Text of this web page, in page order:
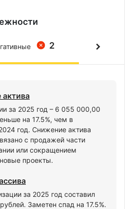
2
за 2025 год – 6 055 000,00
на 17.5%, чем в
год. Снижение актива
с продажей части
или сокращением
проекты.
за 2025 год составил
Заметен спад на 17.5%.